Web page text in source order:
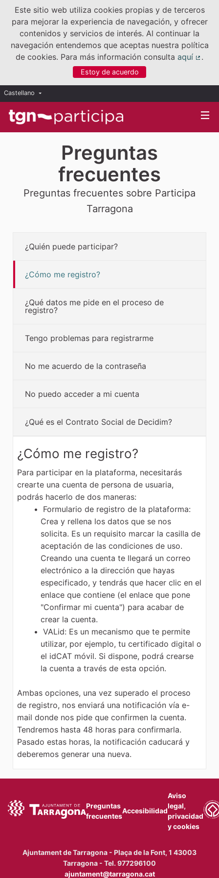
Este sitio web utiliza cookies propias y de terceros
para mejorar la experiencia de navegación, y ofrecer
contenidos y servicios de interés. Al continuar la
navegación entendemos que aceptas nuestra política
de cookies. Para más información consulta aquí
.
Estoy de acuerdo
Castellano Triar la llengua
Preguntas
frecuentes
Preguntas frecuentes sobre Participa
Tarragona
¿Quién puede participar?
¿Cómo me registro?
¿Qué datos me pide en el proceso de
registro?
Tengo problemas para registrarme
No me acuerdo de la contraseña
No puedo acceder a mi cuenta
¿Qué es el Contrato Social de Decidim?
¿Cómo me registro?
Para participar en la plataforma, necesitarás
crearte una cuenta de persona de usuaria,
podrás hacerlo de dos maneras:
Formulario de registro de la plataforma:
Crea y rellena los datos que se nos
solicita. Es un requisito marcar la casilla de
aceptación de las condiciones de uso.
Creando una cuenta te llegará un correo
electrónico a la dirección que hayas
especificado, y tendrás que hacer clic en el
enlace que contiene (el enlace que pone
"Confirmar mi cuenta") para acabar de
crear la cuenta.
VALid: Es un mecanismo que te permite
utilizar, por ejemplo, tu certificado digital o
el idCAT móvil. Si dispone, podrá crearse
la cuenta a través de esta opción.
Ambas opciones, una vez superado el proceso
de registro, nos enviará una notificación vía e-
mail donde nos pide que confirmen la cuenta.
Tendremos hasta 48 horas para confirmarla.
Pasado estas horas, la notificación caducará y
deberemos generar una nueva.
Preguntas
frecuentes
Accesibilidad
Aviso
legal,
privacidad
y cookies
Ajuntament de Tarragona - Plaça de la Font, 1 43003
Tarragona - Tel. 977296100
ajuntament@tarragona.cat